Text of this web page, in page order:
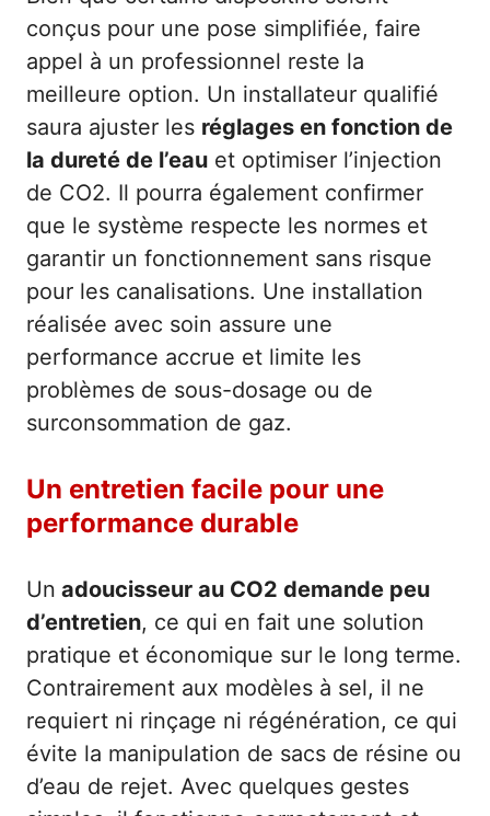
conçus pour une pose simplifiée, faire
appel à un professionnel reste la
meilleure option. Un installateur qualifié
saura ajuster les réglages en fonction de
la dureté de l’eau et optimiser l’injection
de CO2. Il pourra également confirmer
que le système respecte les normes et
garantir un fonctionnement sans risque
pour les canalisations. Une installation
réalisée avec soin assure une
performance accrue et limite les
problèmes de sous-dosage ou de
surconsommation de gaz.
Un entretien facile pour une
performance durable
Un adoucisseur au CO2 demande peu
d’entretien, ce qui en fait une solution
pratique et économique sur le long terme.
Contrairement aux modèles à sel, il ne
requiert ni rinçage ni régénération, ce qui
évite la manipulation de sacs de résine ou
d’eau de rejet. Avec quelques gestes